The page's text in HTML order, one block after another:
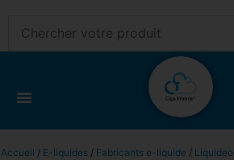
Accueil / E-liquides / Fabricants e-liquide / Liquideo